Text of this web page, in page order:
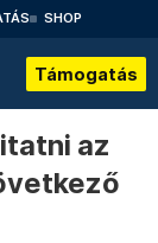
SHOP
Támogatás
az